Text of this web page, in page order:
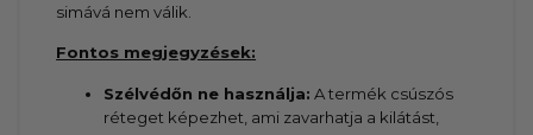
simává nem válik.
Fontos megjegyzések:
Szélvédőn ne használja: A termék csúszós
réteget képezhet, ami zavarhatja a kilátást,